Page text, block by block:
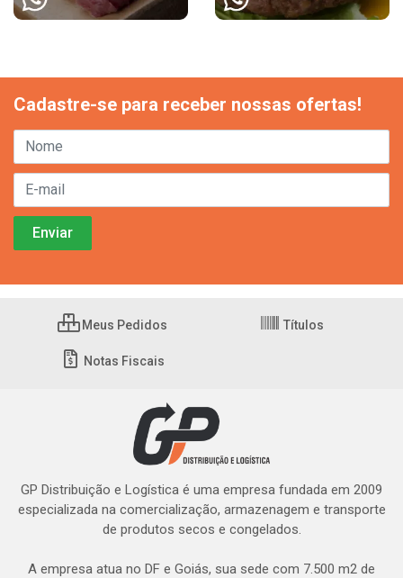
Cadastre-se para receber nossas ofertas!
Meus Pedidos Títulos
Notas Fiscais
GP Distribuição e Logística é uma empresa fundada em 2009
especializada na comercialização, armazenagem e transporte
de produtos secos e congelados.
A empresa atua no DF e Goiás, sua sede com 7.500 m2 de